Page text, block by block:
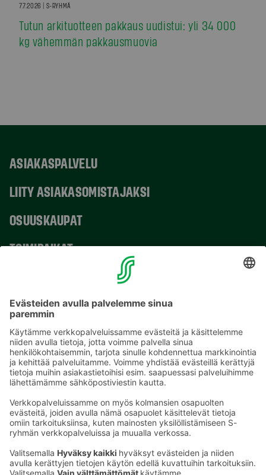
7.7.2026 | S-RYHMÄ
Tutun arkituotteen pakkaus uudistui: yli 34 000
kg vähemmän pakkausmuovia
ASIAKASPALVELU
LIITY ASIAKASOMISTAJAKSI
OSUUSKAUPAT
TOIMIPAIKAT
Sähköpostiosoitteet S-ryhmässä ovat muotoa
etunimi.sukunimi@sok.fi
Seuraa meitä: